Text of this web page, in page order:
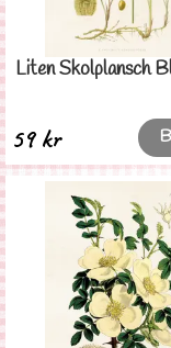
Liten Skolplansch
59 kr